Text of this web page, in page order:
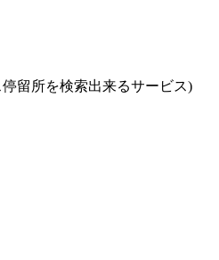
留所を検索出来るサービス)